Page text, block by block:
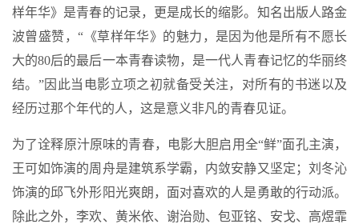
样年华》是青春的记录，更是成长的缩影。知名出版人路金
波曾盛赞，“《草样年华》的魅力，是因为他是所有不愿长
大的80后的最后一本青春读物，是一代人青春记忆的华丽终
结。”因此当电影立项之初就备受关注，对所有的书迷以及
经历过那个年代的人，这是意义非凡的青春见证。
为了诠释原汁原味的青春，电影大胆启用全“鲜”面孔主演，
王可如饰演的周舟是建筑系学霸，内敛安静又坚定；刘冬沁
饰演的邱飞外形阳光爽朗，面对喜欢的人是勇敢的行动派。
除此之外，李欢、黄米依、谢治勋、包亚铭、安戈、高煜霏